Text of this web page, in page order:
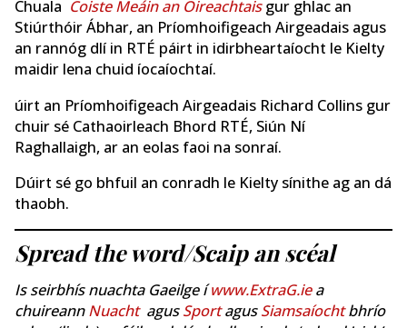
Chuala Coiste Meáin an Oireachtaisgur ghlac an
Stiúrthóir Ábhar, an Príomhoifigeach Airgeadais agus
an rannóg dlí in RTÉ páirt in idirbheartaíocht le Kielty
maidir lena chuid íocaíochtaí.
úirt an Príomhoifigeach Airgeadais Richard Collins gur
chuir sé Cathaoirleach Bhord RTÉ, Siún Ní
Raghallaigh, ar an eolas faoi na sonraí.
Dúirt sé go bhfuil an conradh le Kielty sínithe ag an dá
thaobh.
Spread the word/Scaip an scéal
Is seirbhís nuachta Gaeilge íwww.ExtraG.iea
chuireannNuachtagusSportagusSiamsaíochtbhrío